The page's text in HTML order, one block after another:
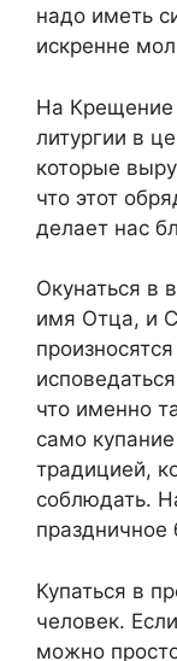
надо иметь
искренне
На Крещение
литургии в
которые
что этот
делает нас
Окунаться в
имя Отца, и
что именно
само
традицией,
соблюдать.
праздничное
Купаться в
человек.
можно